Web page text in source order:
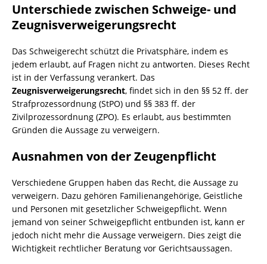
Unterschiede zwischen Schweige- und
Zeugnisverweigerungsrecht
Das Schweigerecht schützt die Privatsphäre, indem es
jedem erlaubt, auf Fragen nicht zu antworten. Dieses Recht
ist in der Verfassung verankert. Das
Zeugnisverweigerungsrecht, findet sich in den §§ 52 ff. der
Strafprozessordnung (StPO) und §§ 383 ff. der
Zivilprozessordnung (ZPO). Es erlaubt, aus bestimmten
Gründen die Aussage zu verweigern.
Ausnahmen von der Zeugenpflicht
Verschiedene Gruppen haben das Recht, die Aussage zu
verweigern. Dazu gehören Familienangehörige, Geistliche
und Personen mit gesetzlicher Schweigepflicht. Wenn
jemand von seiner Schweigepflicht entbunden ist, kann er
jedoch nicht mehr die Aussage verweigern. Dies zeigt die
Wichtigkeit rechtlicher Beratung vor Gerichtsaussagen.